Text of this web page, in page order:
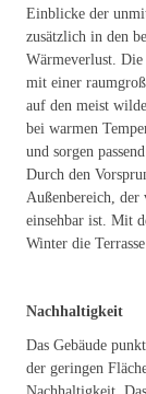
Einblicke der
zusätzlich in den
Wärmeverlust. Die
mit einer
auf den meist
bei warmen
und sorgen
Durch den
Außenbereich, der
einsehbar ist. Mit
Winter die
Nachhaltigkeit
Das Gebäude
der geringen